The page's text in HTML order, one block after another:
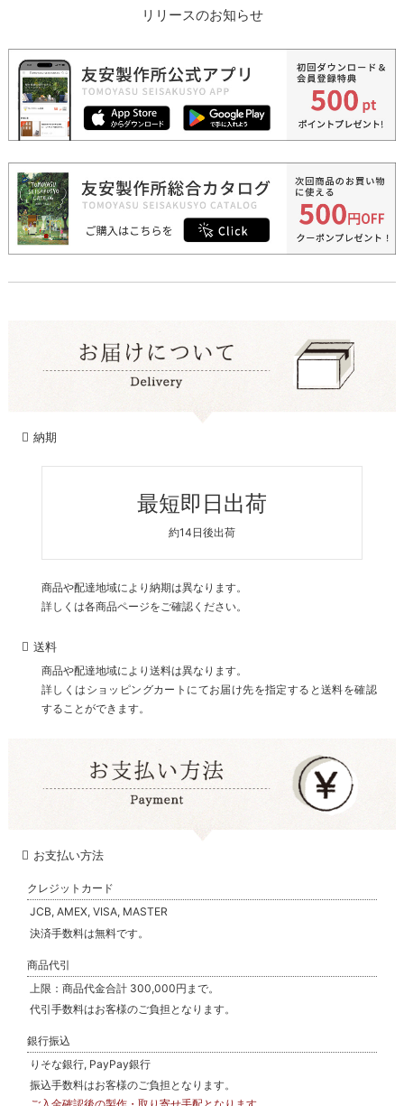
リリースのお知らせ
納期
最短即日出荷
約14日後出荷
商品や配達地域により納期は異なります。
詳しくは各商品ページをご確認ください。
送料
商品や配達地域により送料は異なります。
詳しくはショッピングカートにてお届け先を指定すると送料を確認
することができます。
お支払い方法
クレジットカード
JCB, AMEX, VISA, MASTER
決済手数料は無料です。
商品代引
上限：商品代金合計 300,000円まで。
代引手数料はお客様のご負担となります。
銀行振込
りそな銀行, PayPay銀行
振込手数料はお客様のご負担となります。